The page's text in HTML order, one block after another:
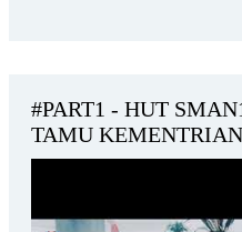
#PART1 - HUT
TAMU KEMENTRIAN